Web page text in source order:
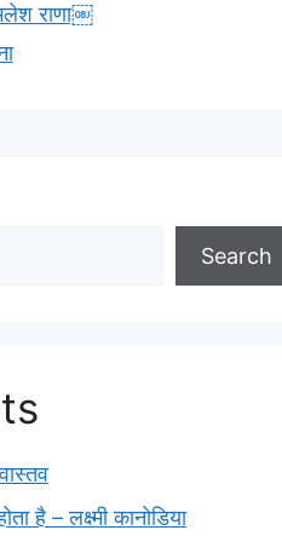
राणा￼
Search
है – लक्ष्मी कानोडिया